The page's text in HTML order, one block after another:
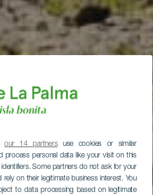
our 14 partnersuse cookies or similar
process personal data like your visit on this
Some partners do not ask for your
on their legitimate business interest. You
to data processing based on legitimate